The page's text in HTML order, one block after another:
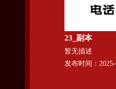
23_副本
暂无描述
发布时间：